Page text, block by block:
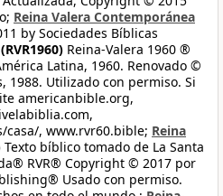
Reina Valera Contemporánea
by Sociedades Bíblicas
(RVR1960) Reina-Valera 1960 ®
Latina, 1960. Renovado ©
1988. Utilizado con permiso. Si
americanbible.org,
, www.rvr60.bible; Reina
Texto bíblico tomado de La Santa
RVR® Copyright © 2017 por
Usado con permiso.